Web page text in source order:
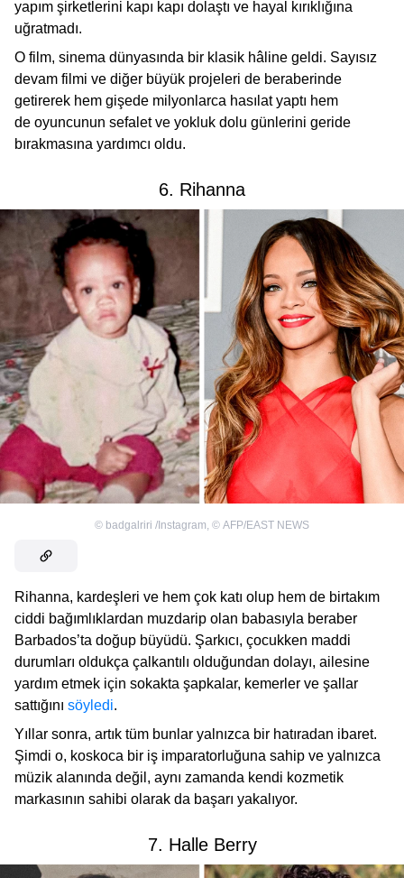
yapım şirketlerini kapı kapı dolaştı ve hayal kırıklığına
uğratmadı.
O film, sinema dünyasında bir klasik hâline geldi. Sayısız
devam filmi ve diğer büyük projeleri de beraberinde
getirerek hem gişede milyonlarca hasılat yaptı hem
de oyuncunun sefalet ve yokluk dolu günlerini geride
bırakmasına yardımcı oldu.
6. Rihanna
© badgalriri /Instagram, © AFP/EAST NEWS
Rihanna, kardeşleri ve hem çok katı olup hem de birtakım
ciddi bağımlıklardan muzdarip olan babasıyla beraber
Barbados’ta doğup büyüdü. Şarkıcı, çocukken maddi
durumları oldukça çalkantılı olduğundan dolayı, ailesine
yardım etmek için sokakta şapkalar, kemerler ve şallar
sattığını söyledi.
Yıllar sonra, artık tüm bunlar yalnızca bir hatıradan ibaret.
Şimdi o, koskoca bir iş imparatorluğuna sahip ve yalnızca
müzik alanında değil, aynı zamanda kendi kozmetik
markasının sahibi olarak da başarı yakalıyor.
7. Halle Berry